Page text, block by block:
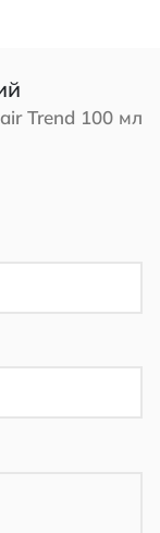
Trend 100 мл